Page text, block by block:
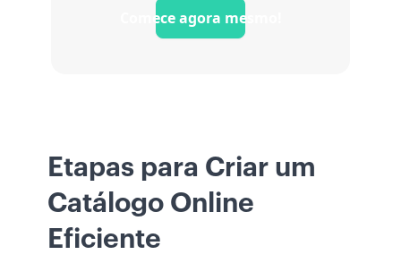
Comece agora mesmo!
Etapas para Criar um
Catálogo Online
Eficiente